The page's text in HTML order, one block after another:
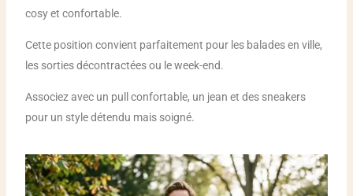
cosy et confortable.
Cette position convient parfaitement pour les balades en ville,
les sorties décontractées ou le week-end.
Associez avec un pull confortable, un jean et des sneakers
pour un style détendu mais soigné.